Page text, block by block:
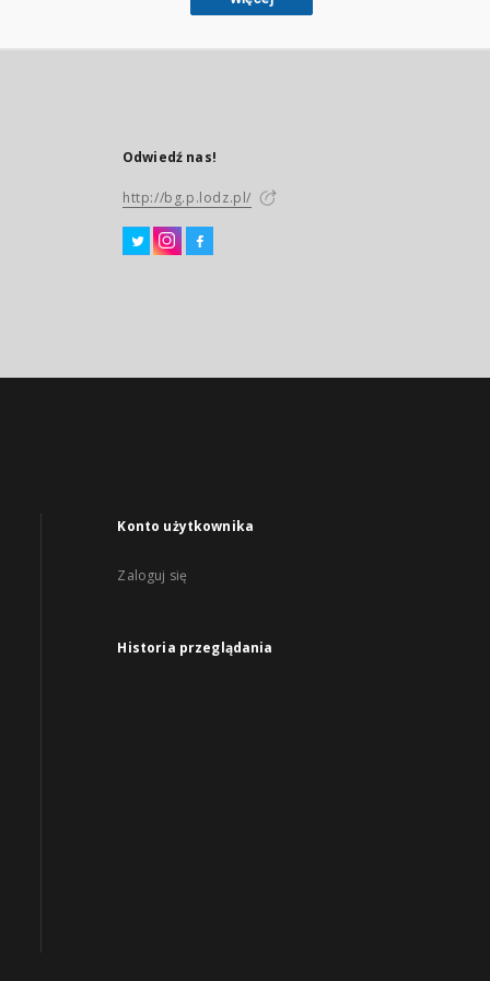
Odwiedź nas!
http://bg.p.lodz.pl/
Konto użytkownika
Zaloguj się
Historia przeglądania